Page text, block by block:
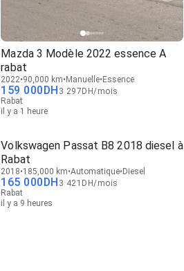
Mazda 3 Modèle 2022 essence A
rabat
2022 90,000 km Manuelle Essence
159 000DH 3 297DH/mois
Rabat
il y a 1 heure
Volkswagen Passat B8 2018 diesel à
Rabat
2018 185,000 km Automatique Diesel
165 000DH 3 421 DH/mois
Rabat
il y a 9 heures